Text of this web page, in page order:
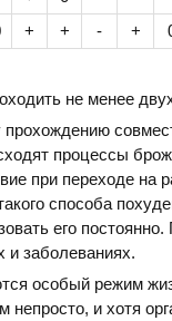
+ + - +
не менее
прохождению
процессы
при переходе на
способа
его постоянно.
и заболеваниях.
особый режим
непросто, и хотя